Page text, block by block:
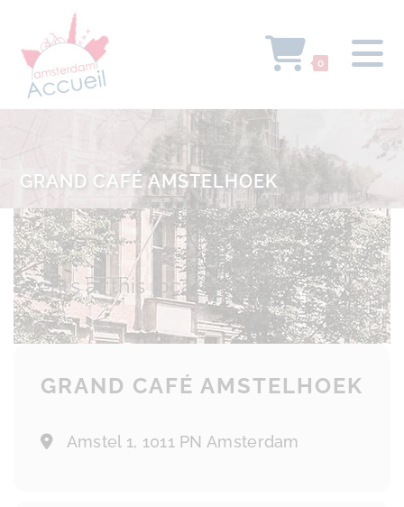
0
GRAND CAFÉ AMSTELHOEK
Events at this location
GRAND CAFÉ AMSTELHOEK
Amstel 1, 1011 PN Amsterdam